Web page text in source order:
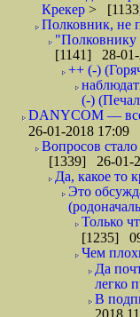
Крекер >
Полковник, не
"Полковнику
[1141] 28-01-
++ (-)
(-)
DANYCOM —
26-01-2018 17:09
Вопросов
[1339] 26-01-
Да, какое то
Это
Только
[1235]
Чем
Да
легко
В
2018